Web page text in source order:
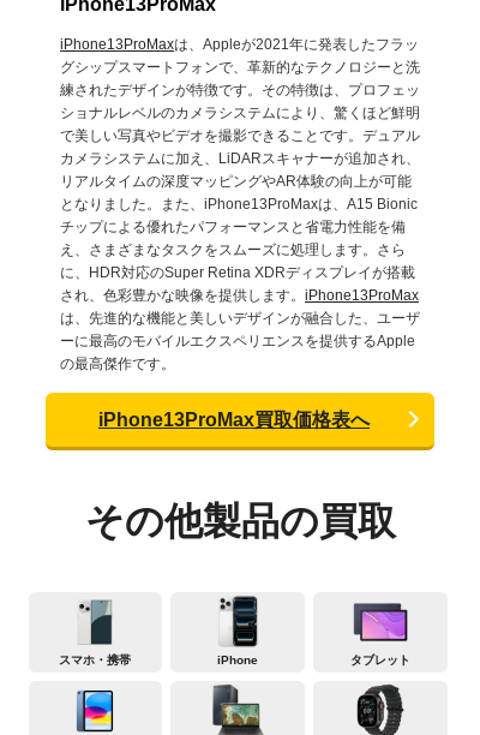
iPhone13ProMax
iPhone13ProMaxは、Appleが2021年に発表したフラッ
グシップスマートフォンで、革新的なテクノロジーと洗
練されたデザインが特徴です。その特徴は、プロフェッ
ショナルレベルのカメラシステムにより、驚くほど鮮明
で美しい写真やビデオを撮影できることです。デュアル
カメラシステムに加え、LiDARスキャナーが追加され、
リアルタイムの深度マッピングやAR体験の向上が可能
となりました。また、iPhone13ProMaxは、A15 Bionic
チップによる優れたパフォーマンスと省電力性能を備
え、さまざまなタスクをスムーズに処理します。さら
に、HDR対応のSuper Retina XDRディスプレイが搭載
され、色彩豊かな映像を提供します。 iPhone13ProMax
は、先進的な機能と美しいデザインが融合した、ユーザ
ーに最高のモバイルエクスペリエンスを提供するApple
の最高傑作です。
iPhone13ProMax買取価格表へ
その他製品の買取
スマホ・携帯 iPhone タブレット